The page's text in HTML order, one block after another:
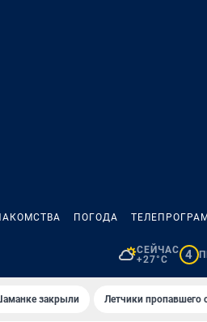
ПОГОДА
СЕЙЧАС
+27°C
4
закрыли Летчики пропавшего